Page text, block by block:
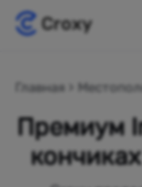
Главная
Премиум